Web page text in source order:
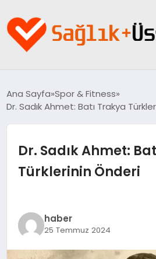
SAĞLIK
GÜNCEL
BESLENME
Ana Sayfa Spor & Fitness
Dr. Sadık Ahmet: Batı Trakya
Dr. Sadık Ahmet:
Türklerinin Önderi
haber
25 Temmuz 2024